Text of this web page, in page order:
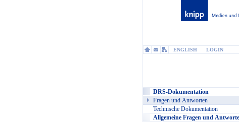
ENGLISH LOGIN
DRS-Dokumentation
Fragen und Antworten
Technische Dokumentation
Allgemeine Fragen und